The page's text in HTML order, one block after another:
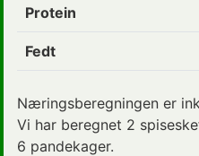
Protein
Fedt
Næringsberegningen er
Vi har beregnet 2
6 pandekager.